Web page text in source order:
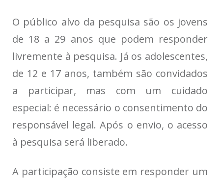
O público alvo da pesquisa são os jovens
de 18 a 29 anos que podem responder
livremente à pesquisa. Já os adolescentes,
de 12 e 17 anos, também são convidados
a participar, mas com um cuidado
especial: é necessário o consentimento do
responsável legal. Após o envio, o acesso
à pesquisa será liberado.
A participação consiste em responder um